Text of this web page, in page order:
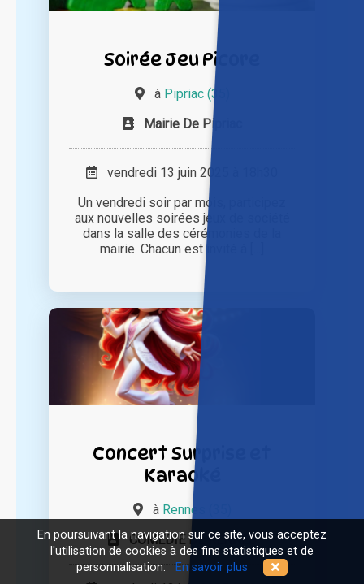
Soirée Jeu Picore
à Pipriac (35)
Mairie De Pipriac
vendredi 13 juin 2025 à 18h30
Un vendredi soir par mois, participez
aux nouvelles soirées jeux de société
dans la salle des cérémonies de la
mairie. Chacun est invité à [...]
Concert Surprise et
Karaoké
à Rennes (35)
COMEDIE DE RENNES
En poursuivant la navigation sur ce site, vous acceptez
l'utilisation de cookies à des fins statistiques et de
personnalisation.
En savoir plus